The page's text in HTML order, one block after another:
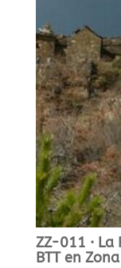
ZZ-011 ·
BTT en